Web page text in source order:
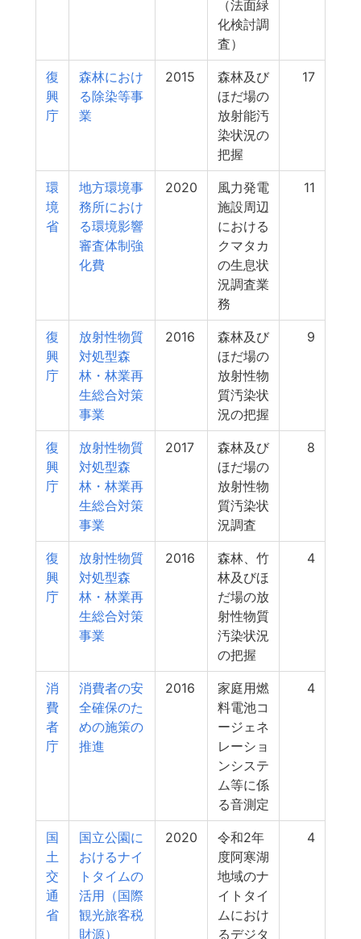
（法面緑
化検討調
査）
復
興
庁
森林におけ
る除染等事
業
2015
森林及び
ほだ場の
放射能汚
染状況の
把握
17
環
境
省
地方環境事
務所におけ
る環境影響
審査体制強
化費
2020
風力発電
施設周辺
における
クマタカ
の生息状
況調査業
務
11
復
興
庁
放射性物質
対処型森
林・林業再
生総合対策
事業
2016
森林及び
ほだ場の
放射性物
質汚染状
況の把握
9
復
興
庁
放射性物質
対処型森
林・林業再
生総合対策
事業
2017
森林及び
ほだ場の
放射性物
質汚染状
況調査
8
復
興
庁
放射性物質
対処型森
林・林業再
生総合対策
事業
2016
森林、竹
林及びほ
だ場の放
射性物質
汚染状況
の把握
4
消
費
者
庁
消費者の安
全確保のた
めの施策の
推進
2016
家庭用燃
料電池コ
ージェネ
レーショ
ンシステ
ム等に係
る音測定
4
国
土
交
通
省
国立公園に
おけるナイ
トタイムの
活用（国際
観光旅客税
財源）
2020
令和2年
度阿寒湖
地域のナ
イトタイ
ムにおけ
るデジタ
4